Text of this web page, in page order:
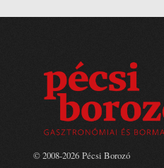
© 2008-2026 Pécsi Borozó